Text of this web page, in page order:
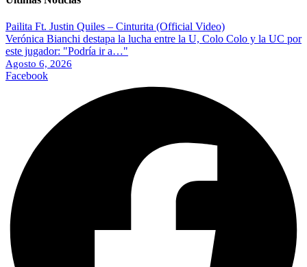
Pailita Ft. Justin Quiles – Cinturita (Official Video)
Verónica Bianchi destapa la lucha entre la U, Colo Colo y la UC por
este jugador: "Podría ir a…"
Agosto 6, 2026
Facebook